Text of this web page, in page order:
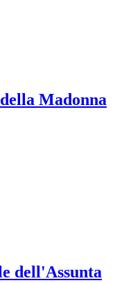
Madonna
dell'Assunta